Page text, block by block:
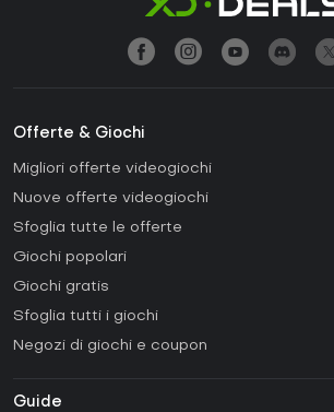
Offerte & Giochi
Migliori offerte videogiochi
Nuove offerte videogiochi
Sfoglia tutte le offerte
Giochi popolari
Giochi gratis
Sfoglia tutti i giochi
Negozi di giochi e coupon
Guide